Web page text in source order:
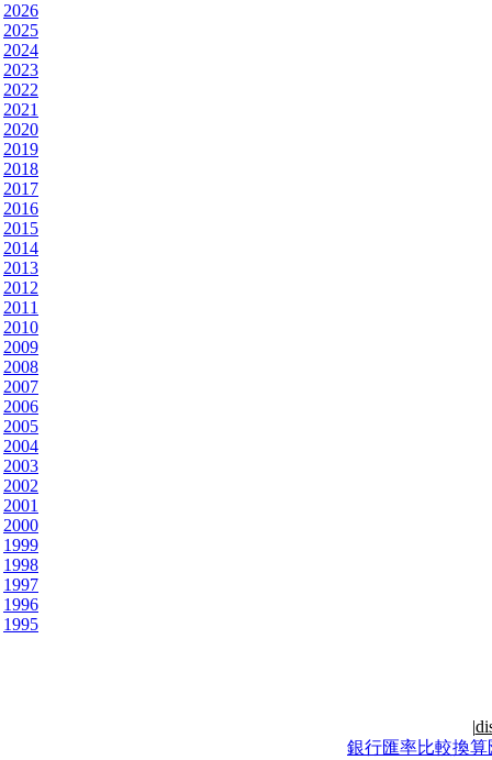
2026
2025
2024
2023
2022
2021
2020
2019
2018
2017
2016
2015
2014
2013
2012
2011
2010
2009
2008
2007
2006
2005
2004
2003
2002
2001
2000
1999
1998
1997
1996
1995
|
銀行匯率比較換算